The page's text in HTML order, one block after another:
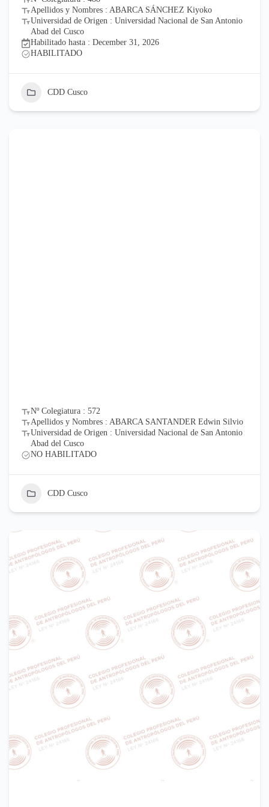
Apellidos y Nombres : ABARCA SÁNCHEZ Kiyoko
Universidad de Origen : Universidad Nacional de San Antonio
Abad del Cusco
Habilitado hasta : December 31, 2026
HABILITADO
CDD Cusco
Nº Colegiatura : 572
Apellidos y Nombres : ABARCA SANTANDER Edwin Silvio
Universidad de Origen : Universidad Nacional de San Antonio
Abad del Cusco
NO HABILITADO
CDD Cusco